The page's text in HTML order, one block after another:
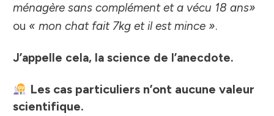
ménagère sans complément et a vécu 18 ans»
ou « mon chat fait 7kg et il est mince ».
J’appelle cela, la science de l’anecdote.
Les cas particuliers n’ont aucune valeur
scientifique.